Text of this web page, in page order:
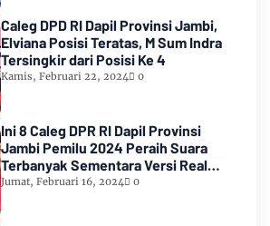
Caleg DPD RI Dapil Provinsi Jambi,
Elviana Posisi Teratas, M Sum Indra
Tersingkir dari Posisi Ke 4
Kamis, Februari 22, 2024 0
Ini 8 Caleg DPR RI Dapil Provinsi
Jambi Pemilu 2024 Peraih Suara
Terbanyak Sementara Versi Real
Count KPU RI
Jumat, Februari 16, 2024 0